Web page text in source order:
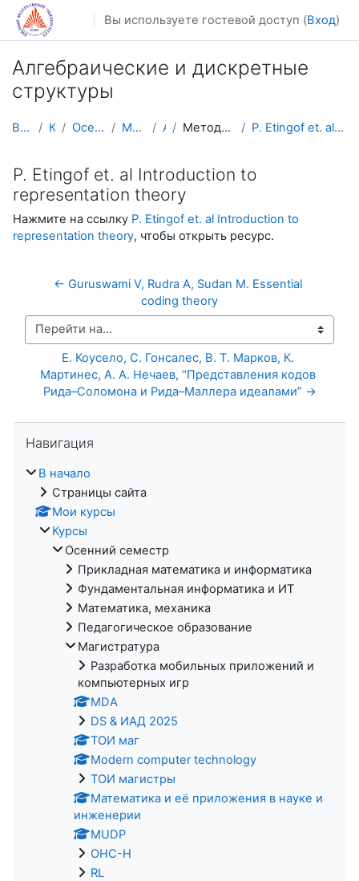
Перейти к основному содержанию
Вы используете гостевой доступ (Вход)
Алгебраические и дискретные
структуры
В начало Курсы Осенний семестр Магистратура АДС Методические материалы P. Etingof et. al Introduction to representation t...
P. Etingof et. al Introduction to
representation theory
Нажмите на ссылку P. Etingof et. al Introduction to
representation theory, чтобы открыть ресурс.
← Guruswami V, Rudra A, Sudan M. Essential
coding theory
Перейти на...
Е. Коусело, С. Гонсалес, В. Т. Марков, К.
Мартинес, А. А. Нечаев, “Представления кодов
Рида–Соломона и Рида–Маллера идеалами” →
Навигация
В начало
Страницы сайта
Мои курсы
Курсы
Осенний семестр
Прикладная математика и информатика
Фундаментальная информатика и ИТ
Математика, механика
Педагогическое образование
Магистратура
Разработка мобильных приложений и
компьютерных игр
MDA
DS & ИАД 2025
ТОИ маг
Modern computer technology
ТОИ магистры
Математика и её приложения в науке и
инженерии
MUDP
ОНС-Н
RL